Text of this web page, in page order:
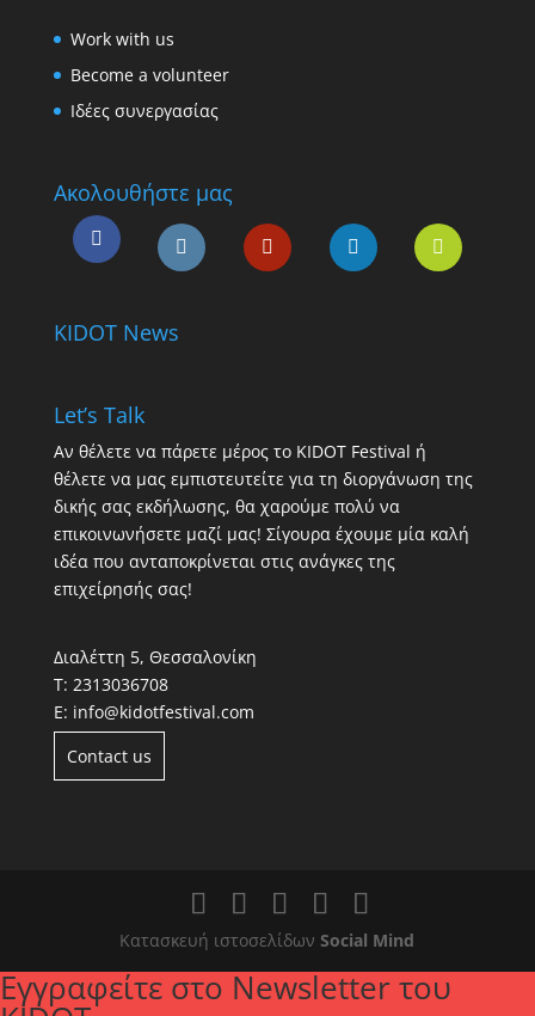
Work with us
Become a volunteer
Ιδέες συνεργασίας
Ακολουθήστε μας
KIDOT News
Let’s Talk
Αν θέλετε να πάρετε μέρος το KIDOT Festival ή
θέλετε να μας εμπιστευτείτε για τη διοργάνωση της
δικής σας εκδήλωσης, θα χαρούμε πολύ να
επικοινωνήσετε μαζί μας! Σίγουρα έχουμε μία καλή
ιδέα που ανταποκρίνεται στις ανάγκες της
επιχείρησής σας!
Διαλέττη 5, Θεσσαλονίκη
Τ: 2313036708
Ε: info@kidotfestival.com
Contact us
Κατασκευή ιστοσελίδωνSocial Mind
Εγγραφείτε στο Newsletter του